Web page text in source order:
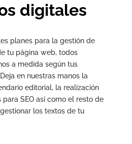
digitales
planes para la gestión de
tu página web, todos
a medida según tus
en nuestras manos la
editorial, la realización
SEO así como el resto de
los textos de tu